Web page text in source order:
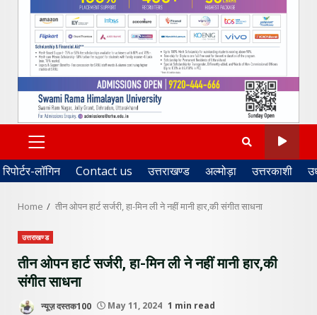
PRIMARY
MENU
रिपोर्टर-लॉगिन Contact us उत्तराखण्ड अल्मोड़ा उत्तरकाशी
Home तीन ओपन हार्ट सर्जरी, हा-मिन ली ने नहीं मानी हार,की संगीत साधना
उत्तराखण्ड
तीन ओपन हार्ट सर्जरी, हा-मिन ली ने नहीं मानी हार,की
संगीत साधना
न्यूज़ दस्तक100 May 11, 2024 1 min read